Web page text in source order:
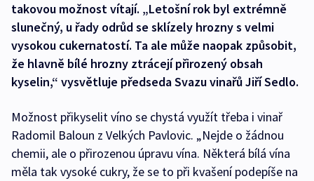
takovou možnost vítají. „Letošní rok byl extrémně
slunečný, u řady odrůd se sklízely hrozny s velmi
vysokou cukernatostí. Ta ale může naopak způsobit,
že hlavně bílé hrozny ztrácejí přirozený obsah
kyselin,“ vysvětluje předseda Svazu vinařů Jiří Sedlo.
Možnost přikyselit víno se chystá využít třeba i vinař
Radomil Baloun z Velkých Pavlovic. „Nejde o žádnou
chemii, ale o přirozenou úpravu vína. Některá bílá vína
měla tak vysoké cukry, že se to při kvašení podepíše na